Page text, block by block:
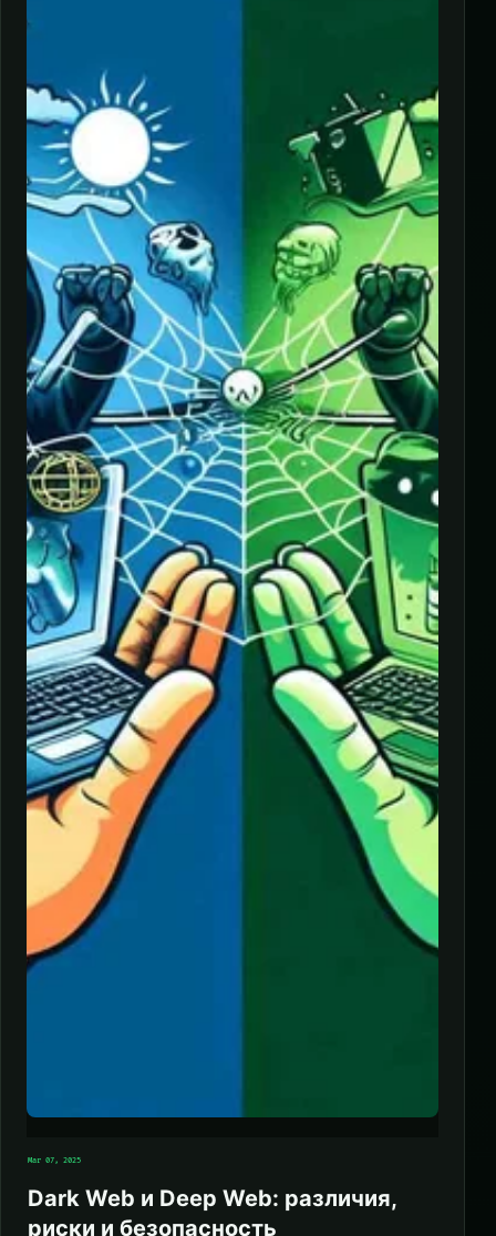
Mar 07, 2025
Dark Web и Deep Web: различия,
риски и безопасность